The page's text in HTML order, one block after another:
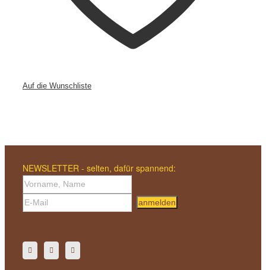
Auf die Wunschliste
NEWSLETTER - selten, dafür spannend:
anmelden